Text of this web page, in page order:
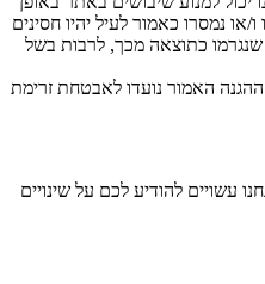
נמסרו כאמור לעיל יהיו חסינים
שנגרמו כתוצאה מכך, לרבות בשל
האמור נועדו לאבטחת זרימת
עשויים להודיע לכם על שינויים